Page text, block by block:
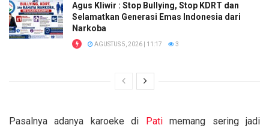
Agus Kliwir : Stop Bullying, Stop KDRT dan
Selamatkan Generasi Emas Indonesia dari
Narkoba
AGUSTUS 5, 2026 | 11:17 3
Pasalnya adanya karoeke di Patimemang sering jadi